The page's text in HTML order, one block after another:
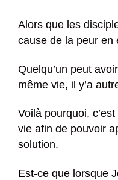
Alors que les
cause de la peur en
Quelqu’un peut
même vie, il y’a
Voilà pourquoi,
vie afin de pouvoir
solution.
Est-ce que lorsque